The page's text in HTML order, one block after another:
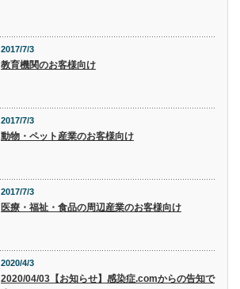
2017/7/3
教育機関のお客様向け
2017/7/3
動物・ペット産業のお客様向け
2017/7/3
医療・福祉・食品の周辺産業のお客様向け
2020/4/3
2020/04/03【お知らせ】感染症.comからの告知で